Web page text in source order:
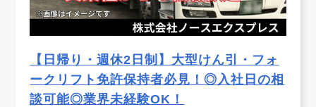
【日帰り・週休2日制】大型けん引・フォ
ークリフト免許保持者必見！◎入社日の相
談可能◎業界未経験OK！